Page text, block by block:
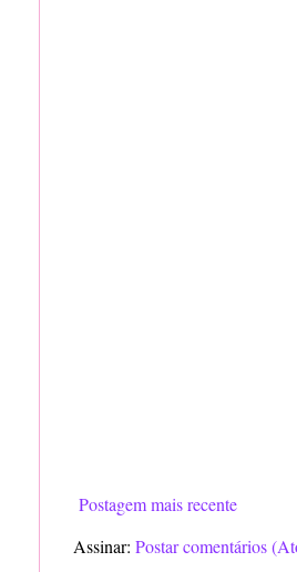
Postagem mais recente
Assinar: Postar comentários